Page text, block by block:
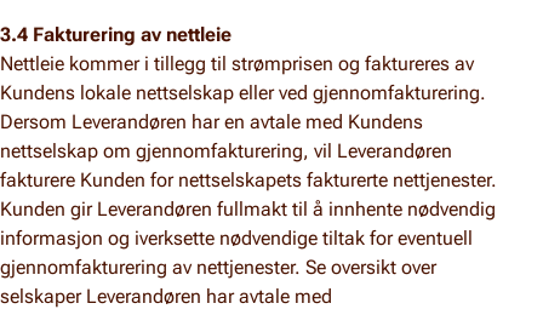
3.4 Fakturering av nettleie
Nettleie kommer i tillegg til strømprisen og faktureres av
Kundens lokale nettselskap eller ved gjennomfakturering.
Dersom Leverandøren har en avtale med Kundens
nettselskap om gjennomfakturering, vil Leverandøren
fakturere Kunden for nettselskapets fakturerte nettjenester.
Kunden gir Leverandøren fullmakt til å innhente nødvendig
informasjon og iverksette nødvendige tiltak for eventuell
gjennomfakturering av nettjenester. Se oversikt over
selskaper Leverandøren har avtale med